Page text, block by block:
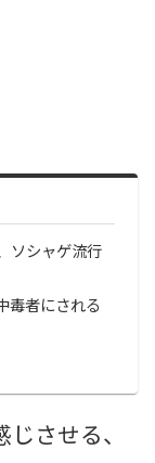
ソシャゲ流行
毒者にされる
させる、